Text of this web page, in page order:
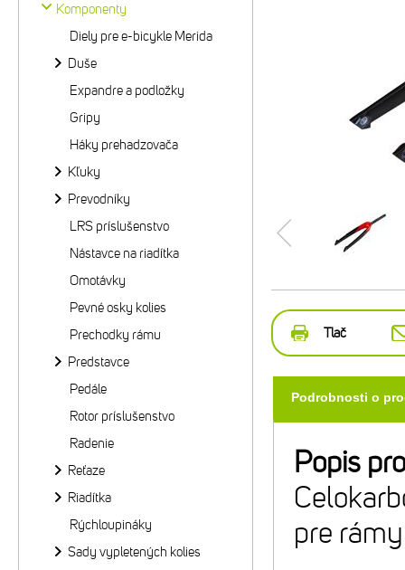
Tlač
Podrobnosti o
Popis
pre
Komponenty
Diely pre e-bicykle Merida
Duše
Expandre a podložky
Gripy
Háky prehadzovača
Kľuky
Prevodníky
LRS príslušenstvo
Nástavce na riadítka
Omotávky
Pevné osky kolies
Prechodky rámu
Predstavce
Pedále
Rotor príslušenstvo
Radenie
Reťaze
Riadítka
Rýchloupináky
Sady vypletených kolies